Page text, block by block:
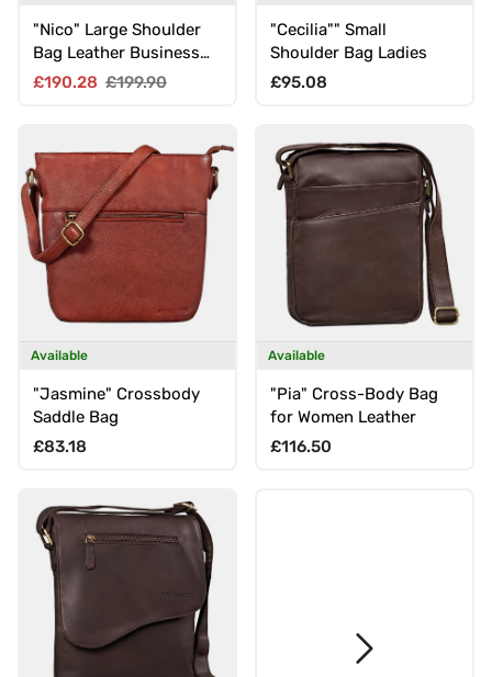
"Nico" Large Shoulder
Bag Leather Business
Briefcase 15.6 Inch
Sale price
£190.28 Regular price
£199.90
"Cecilia"" Small
Shoulder Bag Ladies
Regular price
£95.08
Available
"Jasmine" Crossbody
Saddle Bag
Regular price
£83.18
Available
"Pia" Cross-Body Bag
for Women Leather
Regular price
£116.50